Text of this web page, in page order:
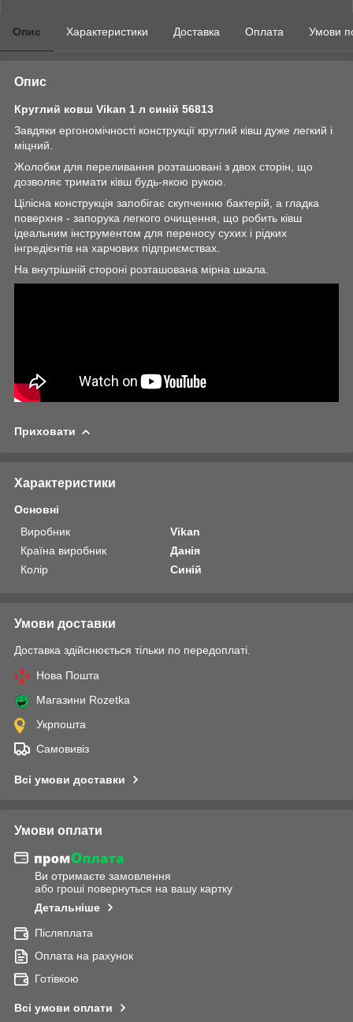
Опис Характеристики Доставка Оплата Умови
Опис
Круглий ковш Vikan 1 л синій 56813
Завдяки ергономічності конструкції круглий ківш дуже легкий і
міцний.
Жолобки для переливання розташовані з двох сторін, що
дозволяє тримати ківш будь-якою рукою.
Цілісна конструкція запобігає скупченню бактерій, а гладка
поверхня - запорука легкого очищення, що робить ківш
ідеальним інструментом для переносу сухих і рідких
інгредієнтів на харчових підприємствах.
На внутрішній стороні розташована мірна шкала.
Приховати
Характеристики
Основні
Виробник
Vikan
Країна виробник
Данія
Колір
Синій
Умови доставки
Доставка здійснюється тільки по передоплаті.
Нова Пошта
Магазини Rozetka
Укрпошта
Самовивіз
Всі умови доставки
Умови оплати
Ви отримаєте замовлення
або гроші повернуться на вашу картку
Детальніше
Післяплата
Оплата на рахунок
Готівкою
Всі умови оплати